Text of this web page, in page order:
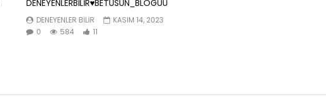
DENEYENLERBİLİR♥️BETUSUN_BLOGUU
DENEYENLER BILIR
KASIM 14, 2023
0
584 11